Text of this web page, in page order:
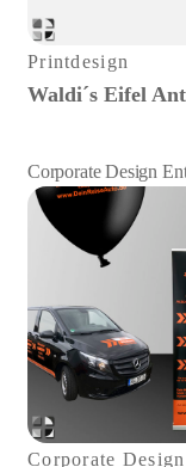
Printdesign
Waldi´s Eifel
Corporate Design
Corporate Design